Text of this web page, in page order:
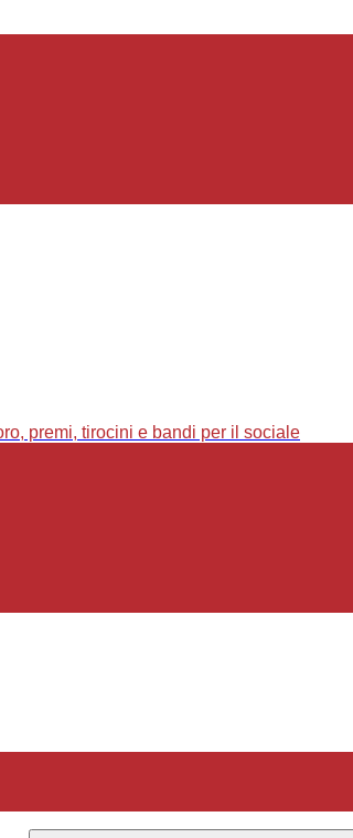
premi, tirocini e bandi per il sociale